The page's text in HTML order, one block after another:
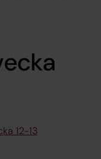
12-13